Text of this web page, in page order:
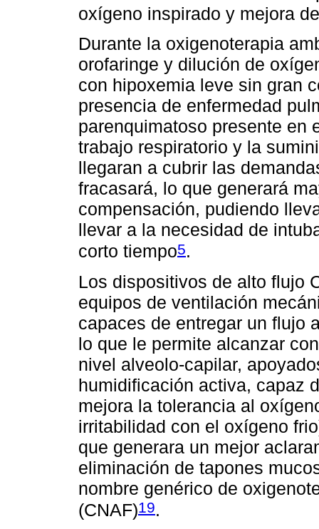
oxígeno inspirado y mejora
Durante la oxigenoterapia
orofaringe y dilución de
con hipoxemia leve sin gran
presencia de enfermedad
parenquimatoso presente en
trabajo respiratorio y la
llegaran a cubrir las
fracasará, lo que generará
compensación, pudiendo
llevar a la necesidad de
corto tiempo5.
Los dispositivos de alto flujo
equipos de ventilación
capaces de entregar un flujo
lo que le permite alcanzar
nivel alveolo-capilar,
humidificación activa, capaz
mejora la tolerancia al
irritabilidad con el oxígeno
que generara un mejor
eliminación de tapones
nombre genérico de
(CNAF)19.